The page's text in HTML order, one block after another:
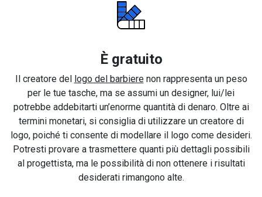
È gratuito
Il creatore del logo del barbierenon rappresenta un peso
per le tue tasche, ma se assumi un designer, lui/lei
potrebbe addebitarti un’enorme quantità di denaro. Oltre ai
termini monetari, si consiglia di utilizzare un creatore di
logo, poiché ti consente di modellare il logo come desideri.
Potresti provare a trasmettere quanti più dettagli possibili
al progettista, ma le possibilità di non ottenere i risultati
desiderati rimangono alte.